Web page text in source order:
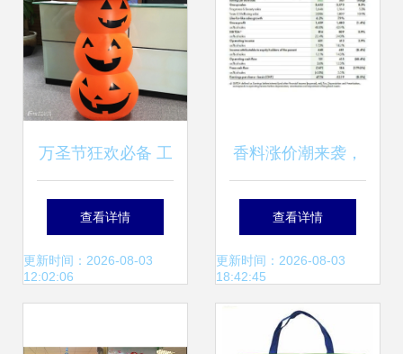
万圣节狂欢必备 工
厂定制南瓜不倒翁
充气摆件，点亮节
查看详情
更新时间：2026-08-03
12:02:06
香料涨价潮来袭，
日化产业链面临新
一轮压力测试
查看详情
更新时间：2026-08-03
18:42:45